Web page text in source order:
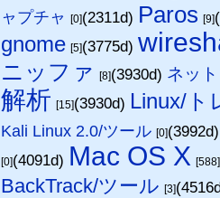
ャプチャ [0](2311d) Paros [9]
gnome [5](3775d)
ニッファ [8](3930d) ネッ
解析 [15](3930d) Linux/ト
Kali Linux 2.0/ツール [0]
[0](4091d) Mac OS X [588]
BackTrack/ツール [3]